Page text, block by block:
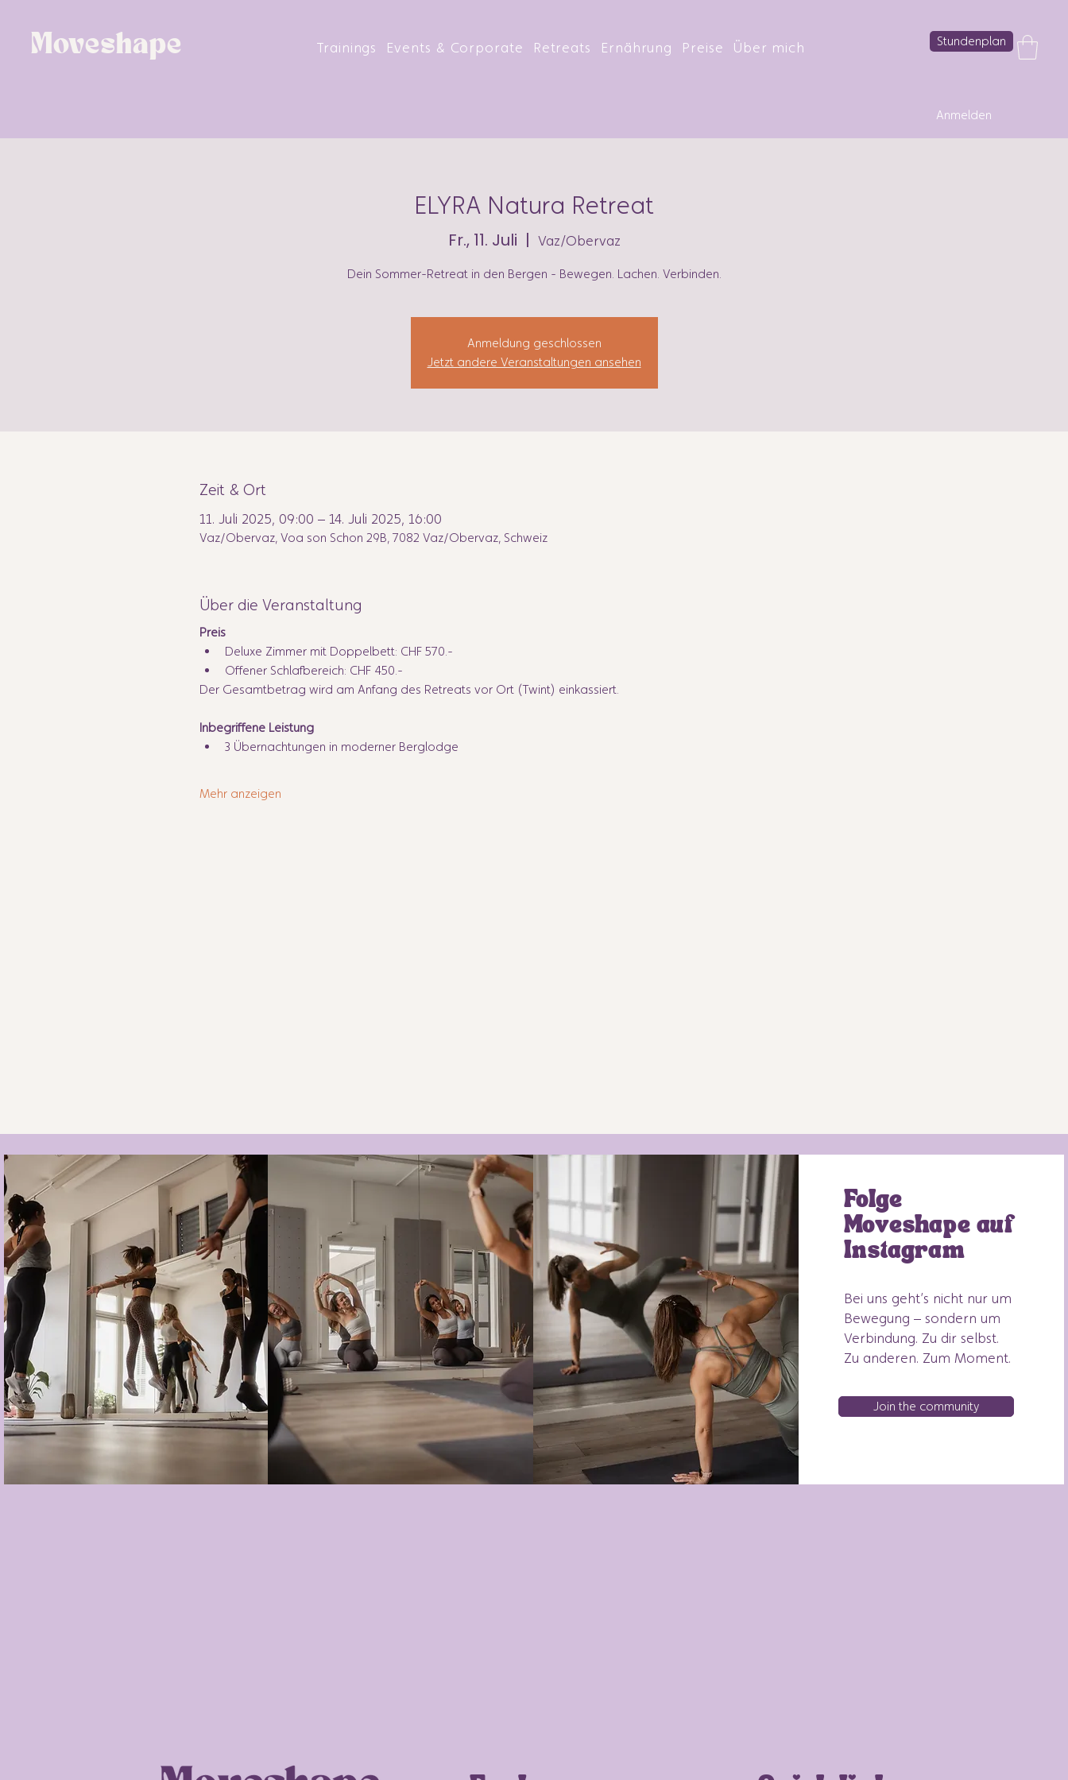
Moveshape Trainings Events & Corporate Retreats Ernährung Preise Über mich Stundenplan
Anmelden
ELYRA Natura Retreat
Fr., 11. Juli
  |
Vaz/Obervaz
Dein Sommer-Retreat in den Bergen - Bewegen. Lachen. Verbinden.
Anmeldung geschlossen
Jetzt andere Veranstaltungen ansehen
Zeit & Ort
11. Juli 2025, 09:00 – 14. Juli 2025, 16:00
Vaz/Obervaz, Voa son Schon 29B, 7082 Vaz/Obervaz, Schweiz
Über die Veranstaltung
Preis
Deluxe Zimmer mit Doppelbett: CHF 570.-
Offener Schlafbereich: CHF 450.-
Der Gesamtbetrag wird am Anfang des Retreats vor Ort (Twint) einkassiert.
Inbegriffene Leistung
3 Übernachtungen in moderner Berglodge
Mehr anzeigen
Folge
Moveshape auf
Instagram
Bei uns geht’s nicht nur um
Bewegung – sondern um
Verbindung. Zu dir selbst.
Zu anderen. Zum Moment.
Join the community